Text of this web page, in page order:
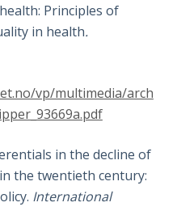
Principles of
in health.
vp/multimedia/arch
in the decline of
the twentieth century:
International